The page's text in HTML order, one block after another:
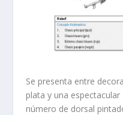
Se presenta entre
plata y una
número de dorsal